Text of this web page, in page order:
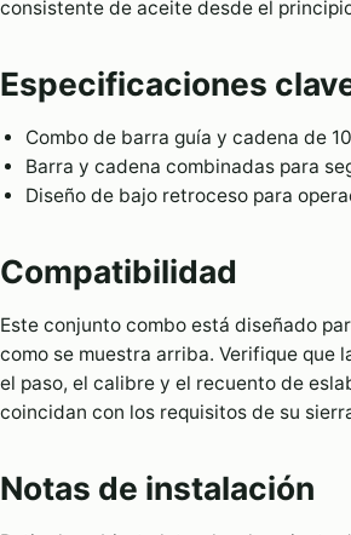
consistente de aceite desde el
Especificaciones
Combo de barra guía y cadena de
Barra y cadena combinadas para
Diseño de bajo retroceso para
Compatibilidad
Este conjunto combo está diseñado
como se muestra arriba. Verifique que
el paso, el calibre y el recuento de
coincidan con los requisitos de su
Notas de instalación